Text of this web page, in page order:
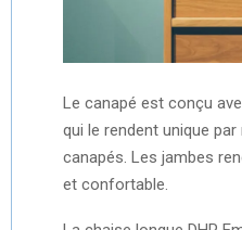
Le canapé est conçu
qui le rendent unique
canapés. Les jambes
et confortable.